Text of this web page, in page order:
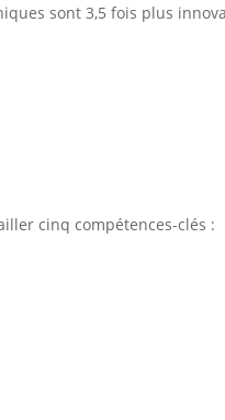
sont 3,5 fois plus
cinq compétences-clés :